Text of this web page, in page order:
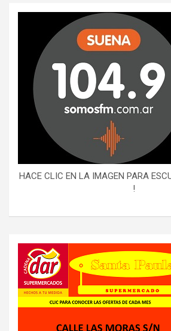
HACE CLIC EN LA IMAGEN PARA
!